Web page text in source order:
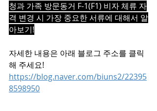
청과 가족 방문동거 F-1(F1) 비자 체류 자
격 변경 시 가장 중요한 서류에 대해서 알
아보기!
자세한 내용은 아래 블로그 주소를 클릭
해 주세요!
https://blog.naver.com/biuns2/22395
8598950